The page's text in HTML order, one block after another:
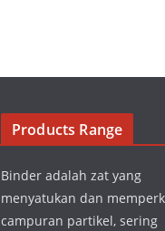
Products Range
Binder adalah zat yang
menyatukan dan
campuran partikel, sering